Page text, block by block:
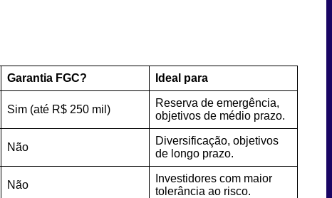
Garantia FGC? Ideal para
Sim (até R$ 250 mil)
Reserva de emergência,
objetivos de médio prazo.
Não
Diversificação, objetivos
de longo prazo.
Não
Investidores com maior
tolerância ao risco.